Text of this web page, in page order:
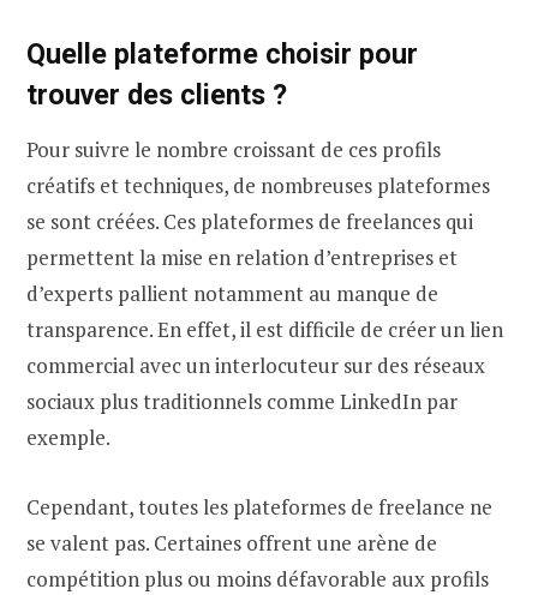
Quelle plateforme choisir pour
trouver des clients ?
Pour suivre le nombre croissant de ces profils
créatifs et techniques, de nombreuses plateformes
se sont créées. Ces plateformes de freelances qui
permettent la mise en relation d’entreprises et
d’experts pallient notamment au manque de
transparence. En effet, il est difficile de créer un lien
commercial avec un interlocuteur sur des réseaux
sociaux plus traditionnels comme LinkedIn par
exemple.
Cependant, toutes les plateformes de freelance ne
se valent pas. Certaines offrent une arène de
compétition plus ou moins défavorable aux profils